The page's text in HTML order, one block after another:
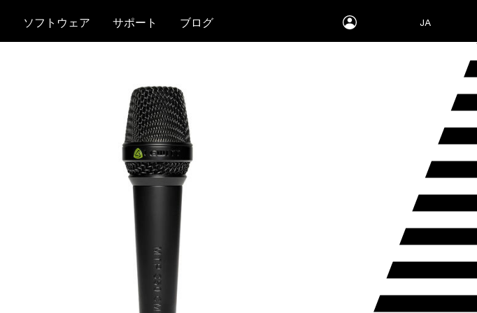
ソフトウェア サポート ブログ myLEWITT
Account
JA